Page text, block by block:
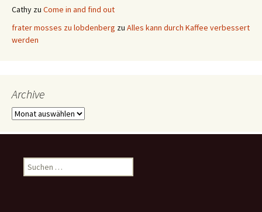
Cathy zu Come in and find out
frater mosses zu lobdenberg zu Alles kann durch Kaffee verbessert
werden
Archive
Archive
Suchen
nach: